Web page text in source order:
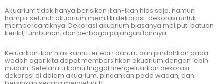
Akuarium tidak hanya berisikan ikan-ikan hias saja, namun
hampir seluruh akuarium memiliki dekorasi-dekorasi untuk
mempercantiknya. Dekorasi akuarium biasanya meliputi batuan
kerikil, tumbuhan, dan berbagai pajangan lainnya.
Keluarkan ikan hias kamu terlebih dahulu dan pindahkan pada
wadah agar kita dapat membersihkan akuarium dengan lebih
mudah. Setelah itu kamu tinggal mengeluarkan dekorasi-
dekorasi di dalam akuarium, pindahkan pada wadah, dan